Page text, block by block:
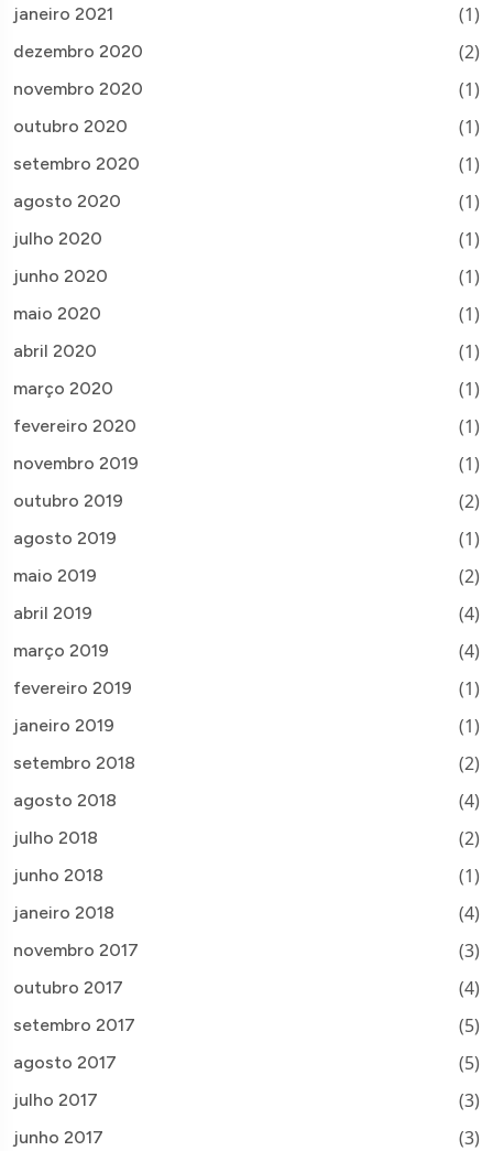
janeiro 2021 (1)
dezembro 2020 (2)
novembro 2020 (1)
outubro 2020 (1)
setembro 2020 (1)
agosto 2020 (1)
julho 2020 (1)
junho 2020 (1)
maio 2020 (1)
abril 2020 (1)
março 2020 (1)
fevereiro 2020 (1)
novembro 2019 (1)
outubro 2019 (2)
agosto 2019 (1)
maio 2019 (2)
abril 2019 (4)
março 2019 (4)
fevereiro 2019 (1)
janeiro 2019 (1)
setembro 2018 (2)
agosto 2018 (4)
julho 2018 (2)
junho 2018 (1)
janeiro 2018 (4)
novembro 2017 (3)
outubro 2017 (4)
setembro 2017 (5)
agosto 2017 (5)
julho 2017 (3)
junho 2017 (3)